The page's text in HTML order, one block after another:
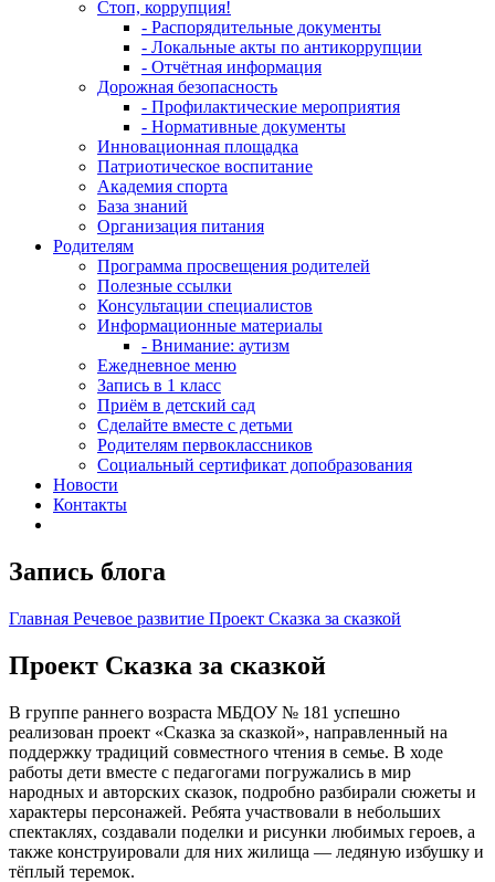
Стоп, коррупция!
- Распорядительные документы
- Локальные акты по антикоррупции
- Отчётная информация
Дорожная безопасность
- Профилактические мероприятия
- Нормативные документы
Инновационная площадка
Патриотическое воспитание
Академия спорта
База знаний
Организация питания
Родителям
Программа просвещения родителей
Полезные ссылки
Консультации специалистов
Информационные материалы
- Внимание: аутизм
Ежедневное меню
Запись в 1 класс
Приём в детский сад
Сделайте вместе с детьми
Родителям первоклассников
Социальный сертификат допобразования
Новости
Контакты
Запись блога
Главная Речевое развитие Проект Сказка за сказкой
Проект Сказка за сказкой
В группе раннего возраста МБДОУ № 181 успешно
реализован проект «Сказка за сказкой», направленный на
поддержку традиций совместного чтения в семье. В ходе
работы дети вместе с педагогами погружались в мир
народных и авторских сказок, подробно разбирали сюжеты и
характеры персонажей. Ребята участвовали в небольших
спектаклях, создавали поделки и рисунки любимых героев, а
также конструировали для них жилища — ледяную избушку и
тёплый теремок.